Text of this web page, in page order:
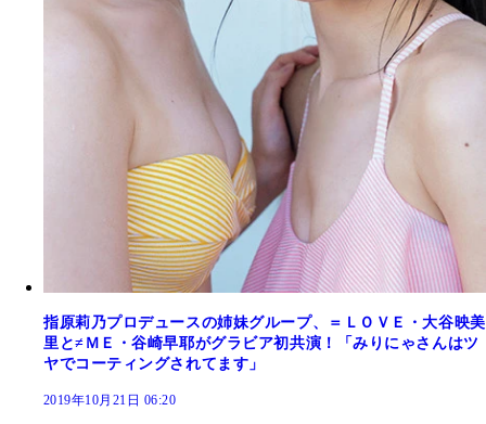
指原莉乃プロデュースの姉妹グループ、＝ＬＯＶＥ・大谷映美
里と≠ＭＥ・谷崎早耶がグラビア初共演！「みりにゃさんはツ
ヤでコーティングされてます」
2019年10月21日 06:20